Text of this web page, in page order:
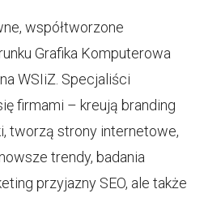
współtworzone
Grafika Komputerowa
WSIiZ. Specjaliści
firmami – kreują branding
tworzą strony internetowe,
trendy, badania
przyjazny SEO, ale także